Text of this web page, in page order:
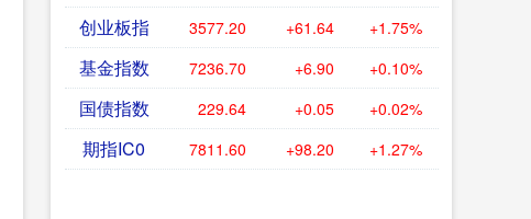
创业板指 3577.20 +61.64 +1.75%
基金指数 7236.70 +6.90 +0.10%
国债指数 229.64 +0.05 +0.02%
期指IC0 7811.60 +98.20 +1.27%